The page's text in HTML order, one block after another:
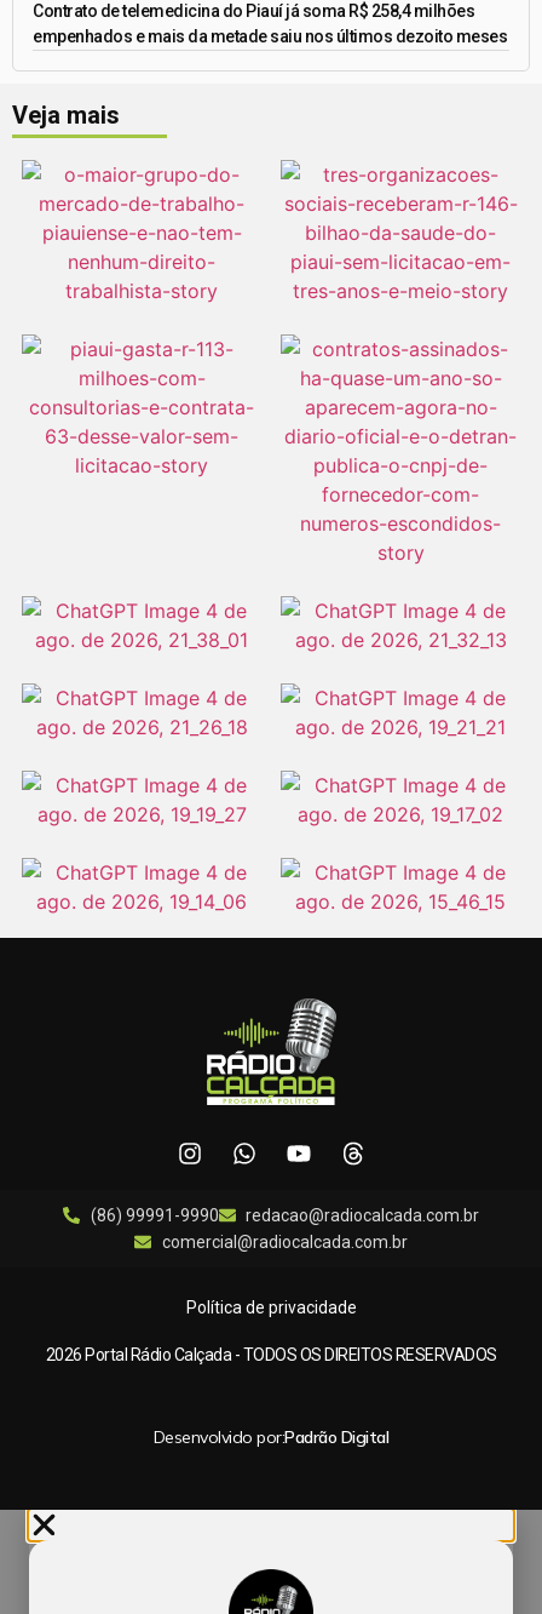
Contrato de telemedicina do Piauí já soma R$ 258,4 milhões
empenhados e mais da metade saiu nos últimos dezoito meses
Veja mais
(86) 99991-9990
redacao@radiocalcada.com.br
comercial@radiocalcada.com.br
Política de privacidade
2026 Portal Rádio Calçada - TODOS OS DIREITOS RESERVADOS
Desenvolvido por:Padrão Digital